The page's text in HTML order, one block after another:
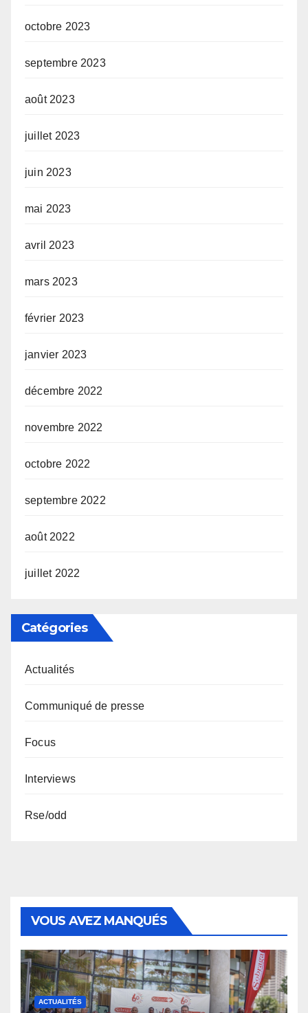
octobre 2023
septembre 2023
août 2023
juillet 2023
juin 2023
mai 2023
avril 2023
mars 2023
février 2023
janvier 2023
décembre 2022
novembre 2022
octobre 2022
septembre 2022
août 2022
juillet 2022
Catégories
Actualités
Communiqué de presse
Focus
Interviews
Rse/odd
VOUS AVEZ MANQUÉS
ACTUALITÉS